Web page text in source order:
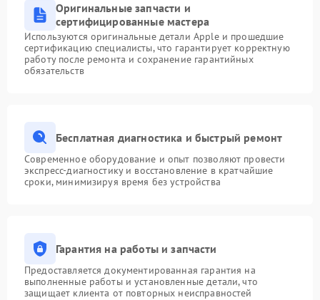
Оригинальные запчасти и
сертифицированные мастера
Используются оригинальные детали Apple и прошедшие
сертификацию специалисты, что гарантирует корректную
работу после ремонта и сохранение гарантийных
обязательств
Бесплатная диагностика и быстрый ремонт
Современное оборудование и опыт позволяют провести
экспресс-диагностику и восстановление в кратчайшие
сроки, минимизируя время без устройства
Гарантия на работы и запчасти
Предоставляется документированная гарантия на
выполненные работы и установленные детали, что
защищает клиента от повторных неисправностей